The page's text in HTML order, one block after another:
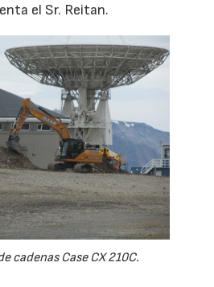
el Sr. Reitan.
cadenas Case CX 210C.